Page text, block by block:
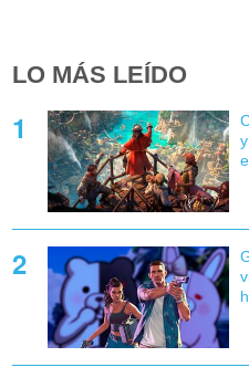
LO MÁS LEÍDO